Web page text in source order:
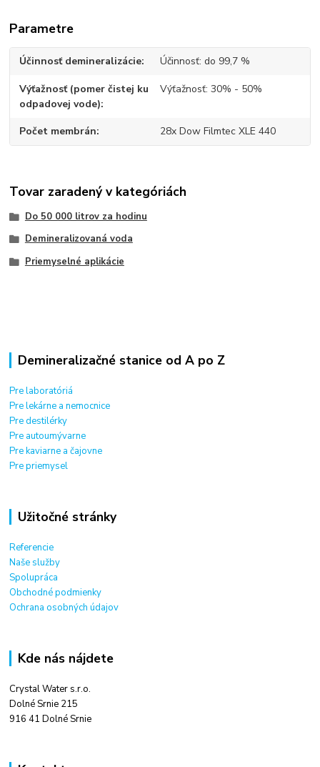
Parametre
Účinnosť demineralizácie Účinnosť: do 99,7 %
Výťažnosť (pomer čistej ku
odpadovej vode)
Výťažnosť: 30% - 50%
Počet membrán 28x Dow Filmtec XLE 440
Tovar zaradený v kategóriách
Do 50 000 litrov za hodinu
Demineralizovaná voda
Priemyselné aplikácie
Demineralizačné stanice od A po Z
Pre laboratóriá
Pre lekárne a nemocnice
Pre destilérky
Pre autoumývarne
Pre kaviarne a čajovne
Pre priemysel
Užitočné stránky
Referencie
Naše služby
Spolupráca
Obchodné podmienky
Ochrana osobných údajov
Kde nás nájdete
Crystal Water s.r.o.
Dolné Srnie 215
916 41 Dolné Srnie